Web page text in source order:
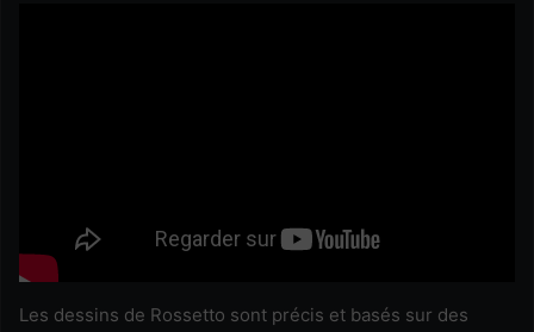
Les dessins de Rossetto sont précis et basés sur des